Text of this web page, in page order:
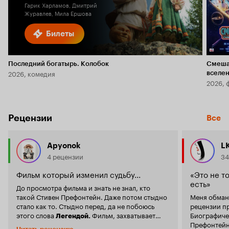
Билеты
Гарик Харламов, Дмитрий
Журавлев, Мила Ершова
Последний богатырь. Колобок
2026, комедия
2026,
Рецензии Все
Apyonok
4 рецензии
Фильм который изменил судьбу...
До просмотра фильма и знать не знал, кто
такой Стивен Префонтейн. Даже потом стыдно
стало как то. Стыдно перед, да не побоюсь
этого слова Легендой.
буквально с первых секунд, это действительно
«Это не
есть»
Меня
рецензии